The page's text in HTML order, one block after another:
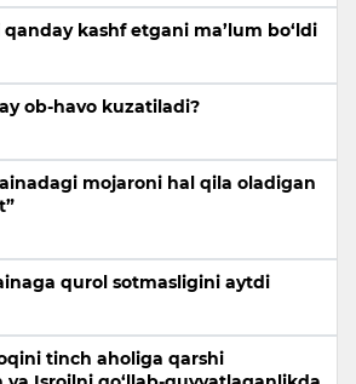
qanday kashf etgani ma’lum bo‘ldi
ob-havo kuzatiladi?
mojaroni hal qila oladigan
qurol sotmasligini aytdi
tinch aholiga qarshi